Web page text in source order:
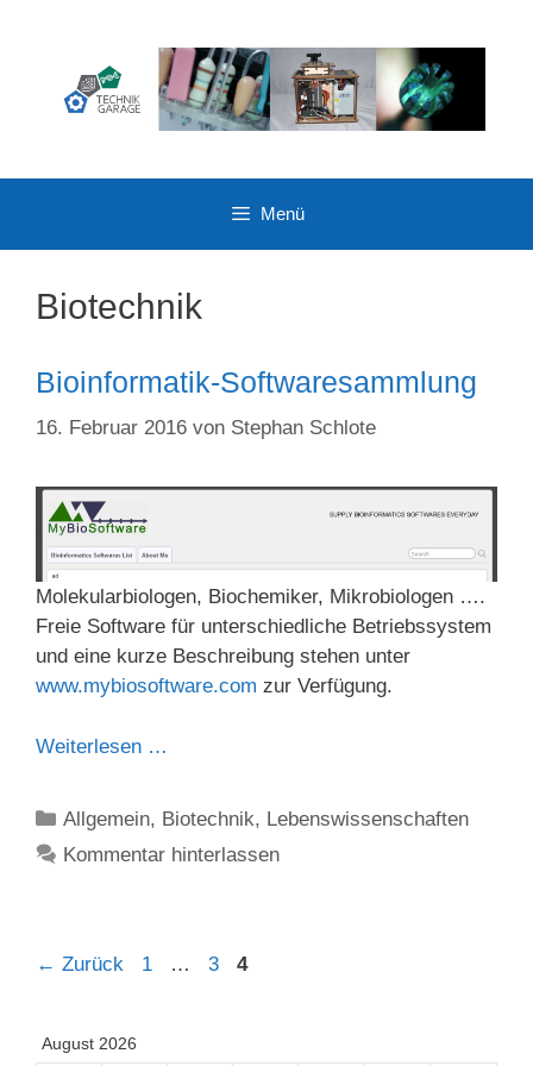
Menü
Biotechnik
Bioinformatik-Softwaresammlung
16. Februar 2016 von Stephan Schlote
Molekularbiologen, Biochemiker, Mikrobiologen ….
Freie Software für unterschiedliche Betriebssystem
und eine kurze Beschreibung stehen unter
www.mybiosoftware.com zur Verfügung.
Weiterlesen …
Kategorien
Allgemein, Biotechnik, Lebenswissenschaften
Kommentar hinterlassen
← Zurück Seite
1 … Seite
3 Seite
4
August 2026